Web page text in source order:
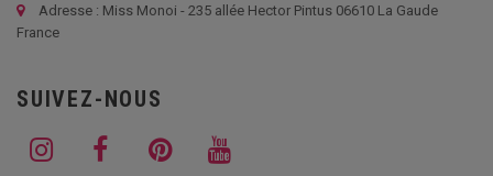
Adresse : Miss Monoi - 235 allée Hector Pintus 06610 La Gaude
France
SUIVEZ-NOUS